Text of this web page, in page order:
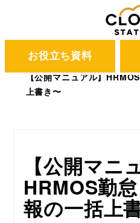
お役立ち資料
CLOUD STATION
ブ
【公開マニュアル】
上書き〜
【公開マニ
HRMOS勤
報の一括上